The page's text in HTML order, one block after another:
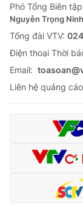
Phó Tổng Biên
Nguyễn Trọng Ninh
Tổng đài VTV:
Ðiện thoại Thời
Email:
Liên hệ quảng